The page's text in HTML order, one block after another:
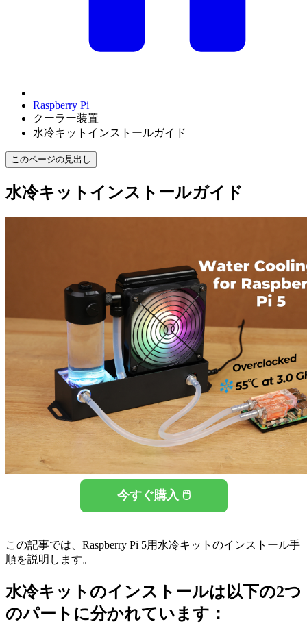
Raspberry Pi
クーラー装置
水冷キットインストールガイド
このページの見出し
水冷キットインストールガイド
今すぐ購入 🖱️
この記事では、Raspberry Pi 5用水冷キットのインストール手
順を説明します。
水冷キットのインストールは以下の2つ
のパートに分かれています：